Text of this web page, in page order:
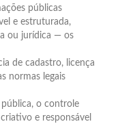
públicas
e estruturada,
ou jurídica — os
de cadastro, licença
normas legais
o controle
e responsável